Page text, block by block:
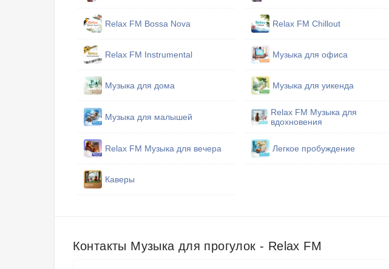
Relax FM Bossa Nova Relax FM Chillout
Relax FM Instrumental Музыка для офиса
Музыка для дома Музыка для уикенда
Музыка для малышей
Relax FM Музыка для
вдохновения
Relax FM Музыка для вечера Легкое пробуждение
Каверы
Контакты Музыка для прогулок - Relax FM